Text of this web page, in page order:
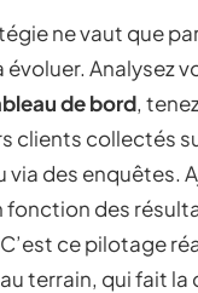
ne vaut que
Analysez
de bord,
clients collectés
via des enquêtes.
fonction des
ce pilotage
terrain, qui fait la